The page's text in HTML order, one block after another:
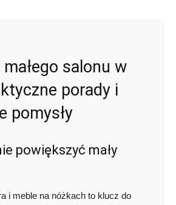
salonu w
porady i
pomysły
powiększyć mały
i meble na nóżkach to klucz do